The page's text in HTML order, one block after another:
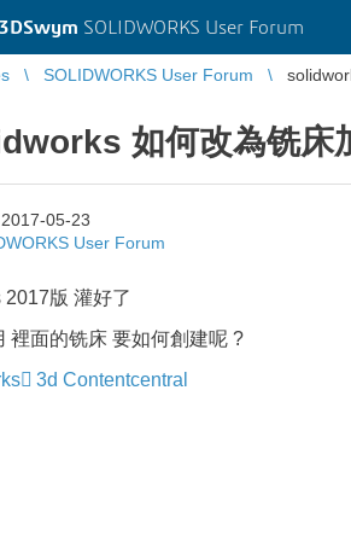
3DSwym SOLIDWORKS User Forum
SOLIDWORKS User Forum
如何改為铣床
2017-05-23
User Forum
版 灌好了
裡面的铣床 要如何創建呢 ?
3d Contentcentral